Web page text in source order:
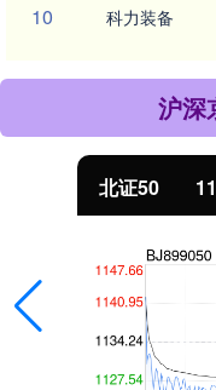
10 科力装备
沪深
北证50